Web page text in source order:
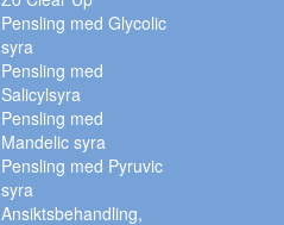
Pensling med Glycolic
syra
Pensling med
Salicylsyra
Pensling med
Mandelic syra
Pensling med Pyruvic
syra
Ansiktsbehandling,